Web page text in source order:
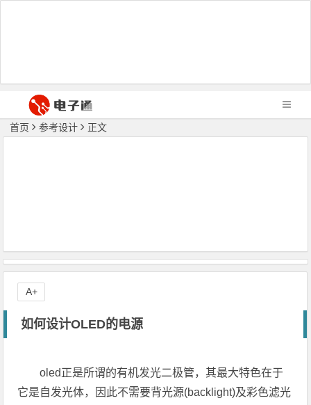
首页 参考设计 正文
如何设计OLED的电源
oled正是所谓的有机发光二极管，其最大特色在于
它是自发光体，因此不需要背光源(backlight)及彩色滤光
A+